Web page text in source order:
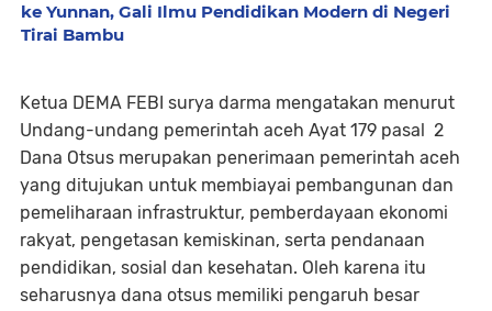
ke Yunnan, Gali Ilmu Pendidikan Modern di Negeri
Tirai Bambu
Ketua DEMA FEBI surya darma mengatakan menurut
Undang-undang pemerintah aceh Ayat 179 pasal 2
Dana Otsus merupakan penerimaan pemerintah aceh
yang ditujukan untuk membiayai pembangunan dan
pemeliharaan infrastruktur, pemberdayaan ekonomi
rakyat, pengetasan kemiskinan, serta pendanaan
pendidikan, sosial dan kesehatan. Oleh karena itu
seharusnya dana otsus memiliki pengaruh besar